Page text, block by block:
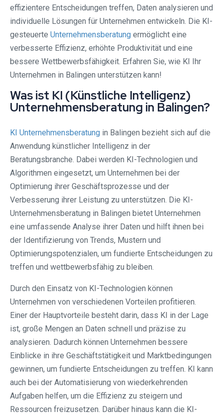
effizientere Entscheidungen treffen, Daten analysieren und
individuelle Lösungen für Unternehmen entwickeln. Die KI-
gesteuerte Unternehmensberatung ermöglicht eine
verbesserte Effizienz, erhöhte Produktivität und eine
bessere Wettbewerbsfähigkeit. Erfahren Sie, wie KI Ihr
Unternehmen in Balingen unterstützen kann!
Was ist KI (Künstliche Intelligenz)
Unternehmensberatung in Balingen?
KI Unternehmensberatung in Balingen bezieht sich auf die
Anwendung künstlicher Intelligenz in der
Beratungsbranche. Dabei werden KI-Technologien und
Algorithmen eingesetzt, um Unternehmen bei der
Optimierung ihrer Geschäftsprozesse und der
Verbesserung ihrer Leistung zu unterstützen. Die KI-
Unternehmensberatung in Balingen bietet Unternehmen
eine umfassende Analyse ihrer Daten und hilft ihnen bei
der Identifizierung von Trends, Mustern und
Optimierungspotenzialen, um fundierte Entscheidungen zu
treffen und wettbewerbsfähig zu bleiben.
Durch den Einsatz von KI-Technologien können
Unternehmen von verschiedenen Vorteilen profitieren.
Einer der Hauptvorteile besteht darin, dass KI in der Lage
ist, große Mengen an Daten schnell und präzise zu
analysieren. Dadurch können Unternehmen bessere
Einblicke in ihre Geschäftstätigkeit und Marktbedingungen
gewinnen, um fundierte Entscheidungen zu treffen. KI kann
auch bei der Automatisierung von wiederkehrenden
Aufgaben helfen, um die Effizienz zu steigern und
Ressourcen freizusetzen. Darüber hinaus kann die KI-